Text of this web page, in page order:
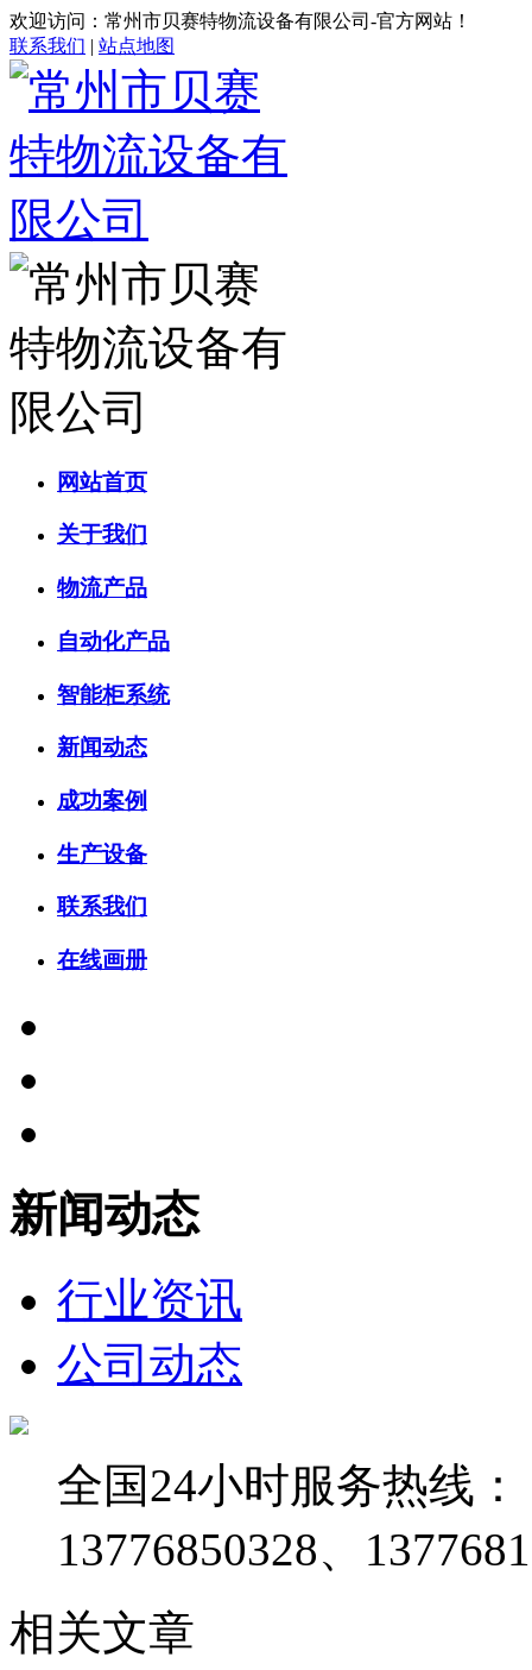
欢迎访问：常州市贝赛特物流设备有限公司-官方网站！
联系我们 | 站点地图
网站首页
关于我们
物流产品
自动化产品
智能柜系统
新闻动态
成功案例
生产设备
联系我们
在线画册
新闻动态
行业资讯
公司动态
全国24小时服务热线：
13776850328、
相关文章